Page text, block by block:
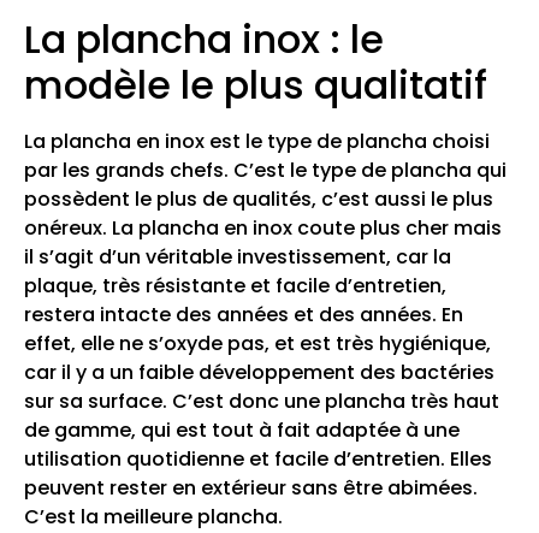
La plancha inox : le
modèle le plus qualitatif
La plancha en inox est le type de plancha choisi
par les grands chefs. C’est le type de plancha qui
possèdent le plus de qualités, c’est aussi le plus
onéreux. La plancha en inox coute plus cher mais
il s’agit d’un véritable investissement, car la
plaque, très résistante et facile d’entretien,
restera intacte des années et des années. En
effet, elle ne s’oxyde pas, et est très hygiénique,
car il y a un faible développement des bactéries
sur sa surface. C’est donc une plancha très haut
de gamme, qui est tout à fait adaptée à une
utilisation quotidienne et facile d’entretien. Elles
peuvent rester en extérieur sans être abimées.
C’est la meilleure plancha.